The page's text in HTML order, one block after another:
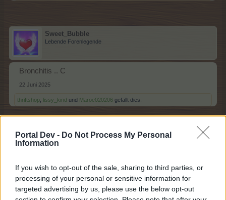
Portal Dev - Do Not Process My Personal
Information
If you wish to opt-out of the sale, sharing to third parties, or
processing of your personal or sensitive information for
targeted advertising by us, please use the below opt-out
Sweet_Bubble
Lebende Forenlegende
Bronchitis .. C
22 Juni 2025
thriftshop lissy_kind und Maroe020206 gefällt dies.
Maroe020206
Lebende Forenlegende
Chondrosis vertebralis..D
22 Juni 2025